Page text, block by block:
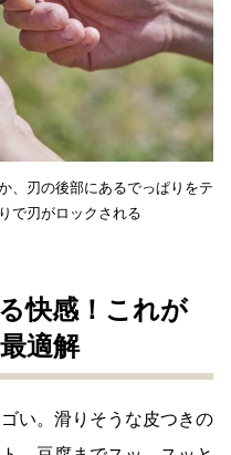
、刃の後部にあるでっぱりをテ
で刃がロックされる
快感！ これが
適解
い。滑りそうな皮つきの